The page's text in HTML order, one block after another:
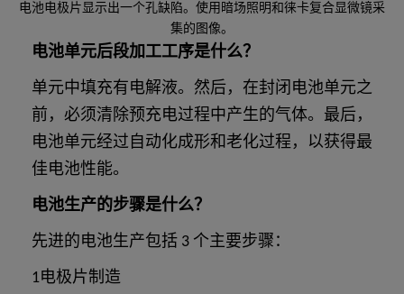
电池电极片显示出一个孔缺陷。使用暗场照明和徕卡复合显微镜采
集的图像。
电池单元后段加工工序是什么？
单元中填充有电解液。然后，在封闭电池单元之
前，必须清除预充电过程中产生的气体。最后，
电池单元经过自动化成形和老化过程，以获得最
佳电池性能。
电池生产的步骤是什么？
先进的电池生产包括 3 个主要步骤：
1电极片制造